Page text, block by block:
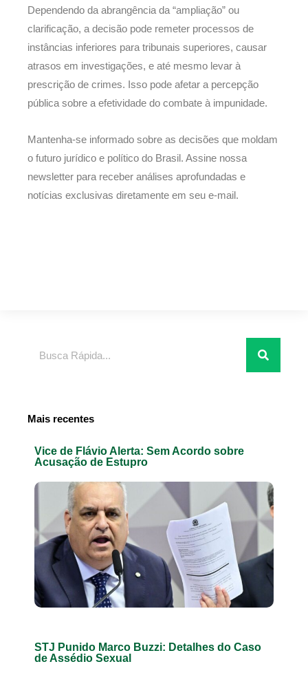
Dependendo da abrangência da “ampliação” ou
clarificação, a decisão pode remeter processos de
instâncias inferiores para tribunais superiores, causar
atrasos em investigações, e até mesmo levar à
prescrição de crimes. Isso pode afetar a percepção
pública sobre a efetividade do combate à impunidade.
Mantenha-se informado sobre as decisões que moldam
o futuro jurídico e político do Brasil. Assine nossa
newsletter para receber análises aprofundadas e
notícias exclusivas diretamente em seu e-mail.
Mais recentes
Vice de Flávio Alerta: Sem Acordo sobre
Acusação de Estupro
STJ Punido Marco Buzzi: Detalhes do Caso
de Assédio Sexual